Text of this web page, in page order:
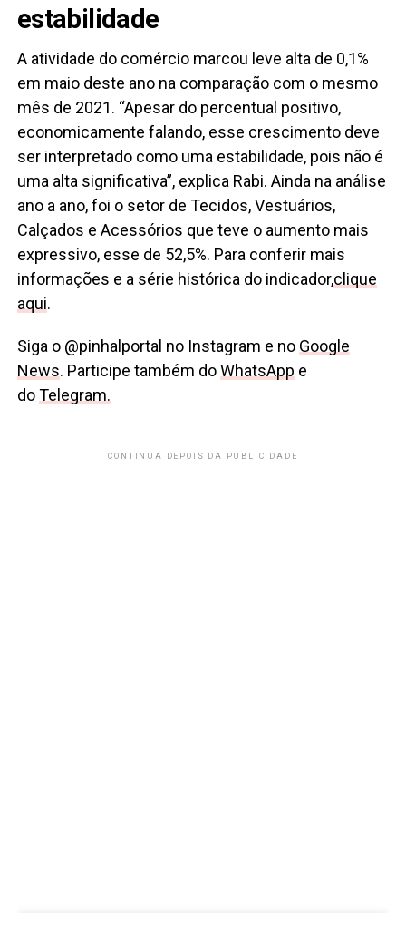
estabilidade
A atividade do comércio marcou leve alta de 0,1%
em maio deste ano na comparação com o mesmo
mês de 2021. “Apesar do percentual positivo,
economicamente falando, esse crescimento deve
ser interpretado como uma estabilidade, pois não é
uma alta significativa”, explica Rabi. Ainda na análise
ano a ano, foi o setor de Tecidos, Vestuários,
Calçados e Acessórios que teve o aumento mais
expressivo, esse de 52,5%. Para conferir mais
informações e a série histórica do indicador,clique
aqui.
Siga o @pinhalportal no Instagram e no Google
News. Participe também doWhatsApp e
doTelegram.
CONTINUA DEPOIS DA PUBLICIDADE